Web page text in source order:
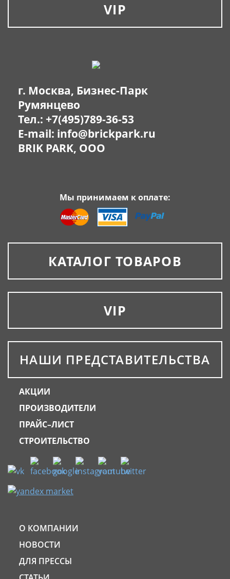
VIP
г. Москва, Бизнес-Парк
Румянцево
Тел.: +7(495)789-36-53
E-mail: info@brickpark.ru
BRIK PARK, OOO
Мы принимаем к оплате:
КАТАЛОГ ТОВАРОВ
VIP
НАШИ ПРЕДСТАВИТЕЛЬСТВА
АКЦИИ
ПРОИЗВОДИТЕЛИ
ПРАЙС–ЛИСТ
СТРОИТЕЛЬСТВО
О КОМПАНИИ
НОВОСТИ
ДЛЯ ПРЕССЫ